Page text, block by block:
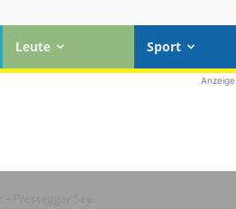
Leute Sport
Anzeige